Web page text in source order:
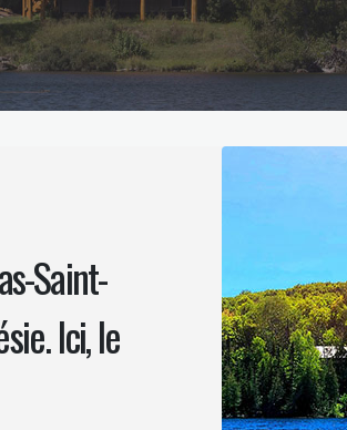
Saint-
Ici, le